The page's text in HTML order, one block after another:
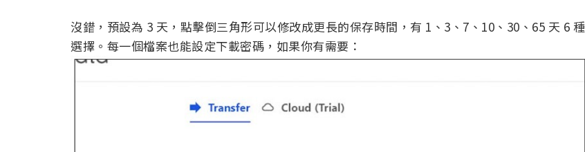
沒錯，預設為 3 天，點擊倒三角形可以修改成更長的保存時間，有 1、3、7、10、30、65 天 6 種
選擇。每一個檔案也能設定下載密碼，如果你有需要：